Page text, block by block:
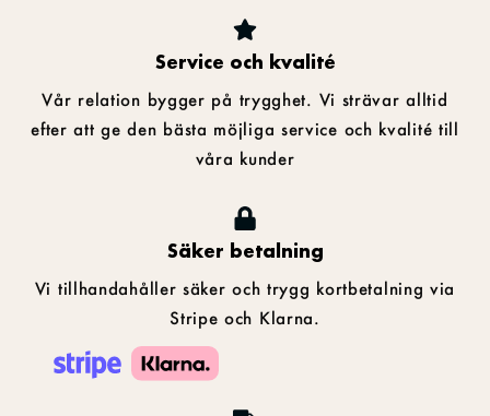
Service och kvalité
Vår relation bygger på trygghet. Vi strävar alltid
efter att ge den bästa möjliga service och kvalité till
våra kunder
Säker betalning
Vi tillhandahåller säker och trygg kortbetalning via
Stripe och Klarna.